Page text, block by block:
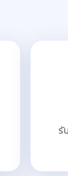
รั